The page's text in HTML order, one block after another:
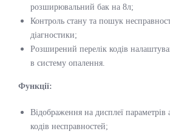
розширювальний бак на 8л;
Контроль стану та пошук
діагностики;
Розширений перелік кодів
в систему опалення.
Функції:
Відображення на дисплеї параметрів
кодів несправностей;